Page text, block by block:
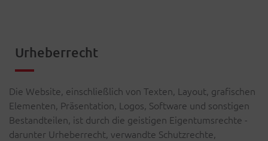
Urheberrecht
Die Website, einschließlich von Texten, Layout, grafischen
Elementen, Präsentation, Logos, Software und sonstigen
Bestandteilen, ist durch die geistigen Eigentumsrechte -
darunter Urheberrecht, verwandte Schutzrechte,